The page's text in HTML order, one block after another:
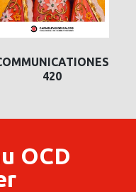
420
OCD